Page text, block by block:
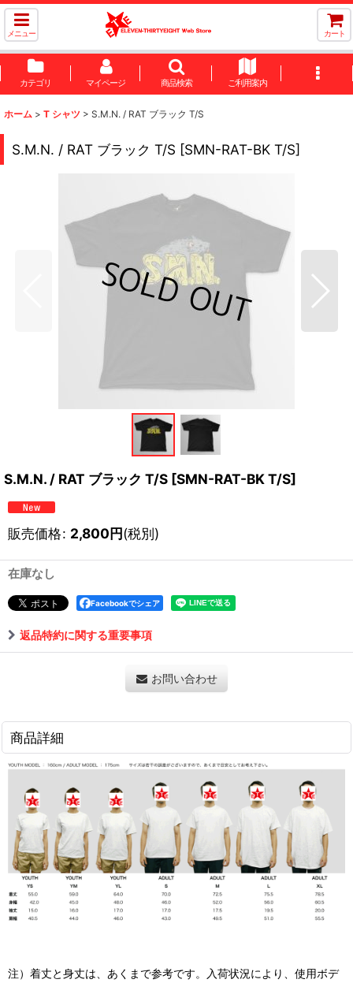
メニュー カート
カテゴリ マイページ 商品検索 ご利用案内
ホーム > T シャツ > S.M.N. / RAT ブラック T/S
S.M.N. / RAT ブラック T/S [SMN-RAT-BK T/S]
S.M.N. / RAT ブラック T/S [SMN-RAT-BK T/S]
販売価格: 2,800円(税別)
在庫なし
Facebookでシェア
返品特約に関する重要事項
お問い合わせ
商品詳細
注）着丈と身丈は、あくまで参考です。入荷状況により、使用ボデ